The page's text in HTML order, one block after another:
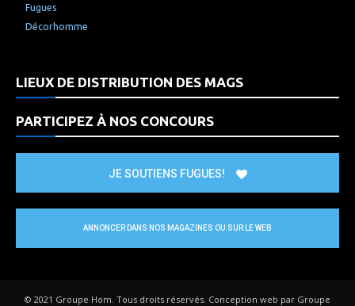
Fugues
Décorhomme
LIEUX DE DISTRIBUTION DES MAGS
PARTICIPEZ À NOS CONCOURS
JE SOUTIENS FUGUES!
ANNONCER DANS NOS MAGAZINES OU SUR LE WEB
© 2021 Groupe Hom. Tous droits réservés. Conception web par Groupe